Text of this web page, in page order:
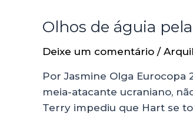
Olhos de águia
Deixe um comentário /
Por Jasmine Olga Eurocopa
meia-atacante ucraniano,
Terry impediu que Hart se